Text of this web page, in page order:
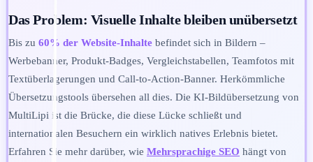
Das Problem: Visuelle Inhalte bleiben unübersetzt
Bis zu 60% der Website-Inhalte befindet sich in Bildern –
Werbebanner, Produkt-Badges, Vergleichstabellen, Teamfotos mit
Textüberlagerungen und Call-to-Action-Banner. Herkömmliche
Übersetzungstools übersehen all dies. Die KI-Bildübersetzung von
MultiLipi ist die Brücke, die diese Lücke schließt und
internationalen Besuchern ein wirklich natives Erlebnis bietet.
Erfahren Sie mehr darüber, wie Mehrsprachige SEO hängt von